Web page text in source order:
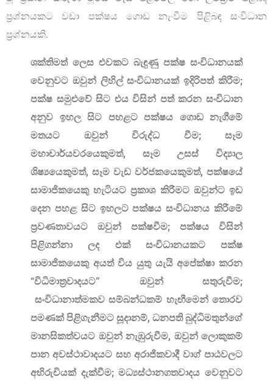
ප්‍රශ්නයකට වඩා පක්ෂය ගොඩ නැංවීම පිළිබඳ සංවිධාන
ප්‍රශ්නයකි.
ශක්තිමත් ලෙස එවකට බැඳුණු පක්ෂ සංවිධානයක්
වෙනුවට ඔවුන් ලිහිල් සංවිධානයක් ඉදිරිපත් කිරීම;
පක්ෂ සමුළුවේ සිට එය විසින් පත් කරන සංවිධාන
අනුව ඉහල සිට පහළට පක්ෂය ගොඩ නැගීමේ
මතයට ඔවුන් විරුද්ධ වීම; සෑම
මහාචාර්යවරයෙකුමත්, සෑම උසස් විද්‍යාල
ශිෂ්‍යයෙකුමත්, සෑම වැඩ වර්ජකයෙකුමත්, පක්ෂයේ
සාමාජිකයෙකු හැටියට ප්‍රකාශ කිරීමට ඔවුන්ට ඉඩ
දෙන පහළ සිට ඉහලට පක්ෂය සංවිධානය කිරීමේ
ප්‍රවණතාවයට ඔවුන් පක්ෂවීම; පක්ෂය විසින්
පිළිගන්නා ලද එක් සංවිධානයකට පක්ෂ
සාමාජිකයෙකු අයත් විය යුතු යැයි අපේක්ෂා කරන
“විධිමාත්‍රවාදයට” ඔවුන් සතුරුවීම;
සංවිධානාත්මකව සම්බන්ධකම් හැඟීමෙන් තොරව
පමණක් පිළිගැනීමට සූදානම්, ධනපති බුද්ධිමතුන්ගේ
මානසිකත්වයට ඔවුන් නැඹුරුවීම, ඔවුන් ලොකුකම්
පාන අවස්ථාවාදයට සහ අරාජිකවාදී වාග් පාඨවලට
අභිරුචියක් දැක්වීම; මධ්‍යස්ථානගතවාදය වෙනුවට